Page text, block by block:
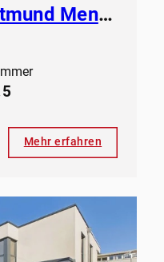
Erstbezug in Dortmund Mengede - Modernes Wohnen ab sofort
Mehr erfahren